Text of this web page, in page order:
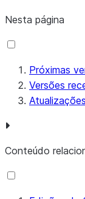
Nesta página
Próximas
Versões
Conteúdo